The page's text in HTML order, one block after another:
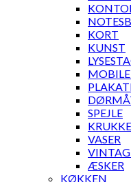
KORT
KUNST
SPEJLE
VASER
ÆSKER
KØKKEN